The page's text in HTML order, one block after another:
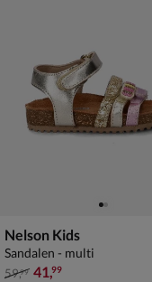
Nelson Kids
Sandalen - multi
van € 59,99 voor € 41,99
59,99 41,99